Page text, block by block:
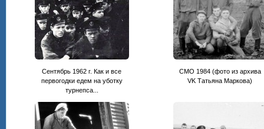
Сентябрь 1962 г. Как и все
первогодки едем на уботку
турнепса...
СМО 1984 (фото из архива
VK Татьяна Маркова)